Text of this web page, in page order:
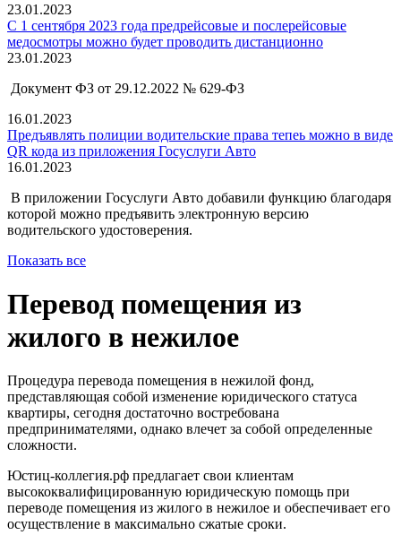
23.01.2023
С 1 сентября 2023 года предрейсовые и послерейсовые
медосмотры можно будет проводить дистанционно
23.01.2023
Документ ФЗ от 29.12.2022 № 629-ФЗ
16.01.2023
Предъявлять полиции водительские права тепеь можно в виде
QR кода из приложения Госуслуги Авто
16.01.2023
В приложении Госуслуги Авто добавили функцию благодаря
которой можно предъявить электронную версию
водительского удостоверения.
Показать все
Перевод помещения из
жилого в нежилое
Процедура перевода помещения в нежилой фонд,
представляющая собой изменение юридического статуса
квартиры, сегодня достаточно востребована
предпринимателями, однако влечет за собой определенные
сложности.
Юстиц-коллегия.рф предлагает свои клиентам
высококвалифицированную юридическую помощь при
переводе помещения из жилого в нежилое и обеспечивает его
осуществление в максимально сжатые сроки.